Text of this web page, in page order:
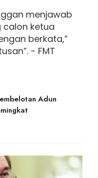
menjawab
ketua
berkata,”
- FMT
Adun